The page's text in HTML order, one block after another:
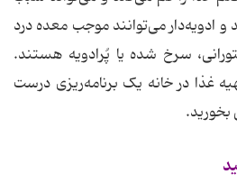
ادویه‌دار می‌توانند موجب معده درد
سرخ شده یا پُرادویه هستند.
غذا در خانه یک برنامه‌ریزی درست